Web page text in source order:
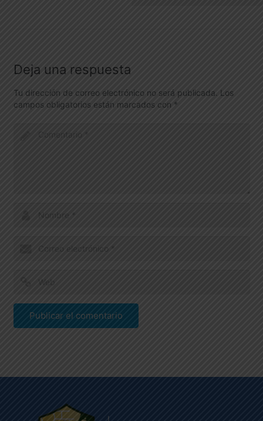
Deja una respuesta
Tu dirección de correo electrónico no será publicada. Los
campos obligatorios están marcados con *